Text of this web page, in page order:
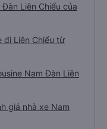
Liên Chiểu của
đi Liên Chiểu từ
Nam Đàn Liên
giá nhà xe Nam